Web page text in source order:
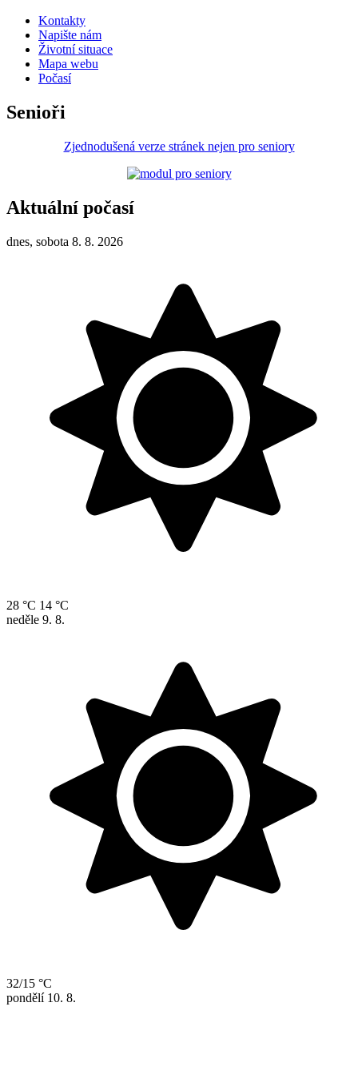
Kontakty
Napište nám
Životní situace
Mapa webu
Počasí
Senioři
Zjednodušená verze stránek nejen pro seniory
Aktuální počasí
dnes, sobota 8. 8. 2026
28 °C 14 °C
neděle 9. 8.
32/15 °C
pondělí 10. 8.